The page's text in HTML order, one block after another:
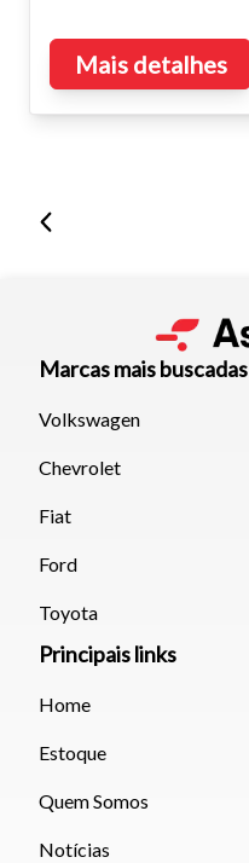
Mais detalhes
Marcas mais buscadas
Volkswagen
Chevrolet
Fiat
Ford
Toyota
Principais links
Home
Estoque
Quem Somos
Notícias